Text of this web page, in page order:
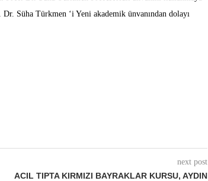
Süha Türkmen ‘i Yeni akademik ünvanından dolayı
next post
ACIL TIPTA KIRMIZI BAYRAKLAR KURSU, AYDIN